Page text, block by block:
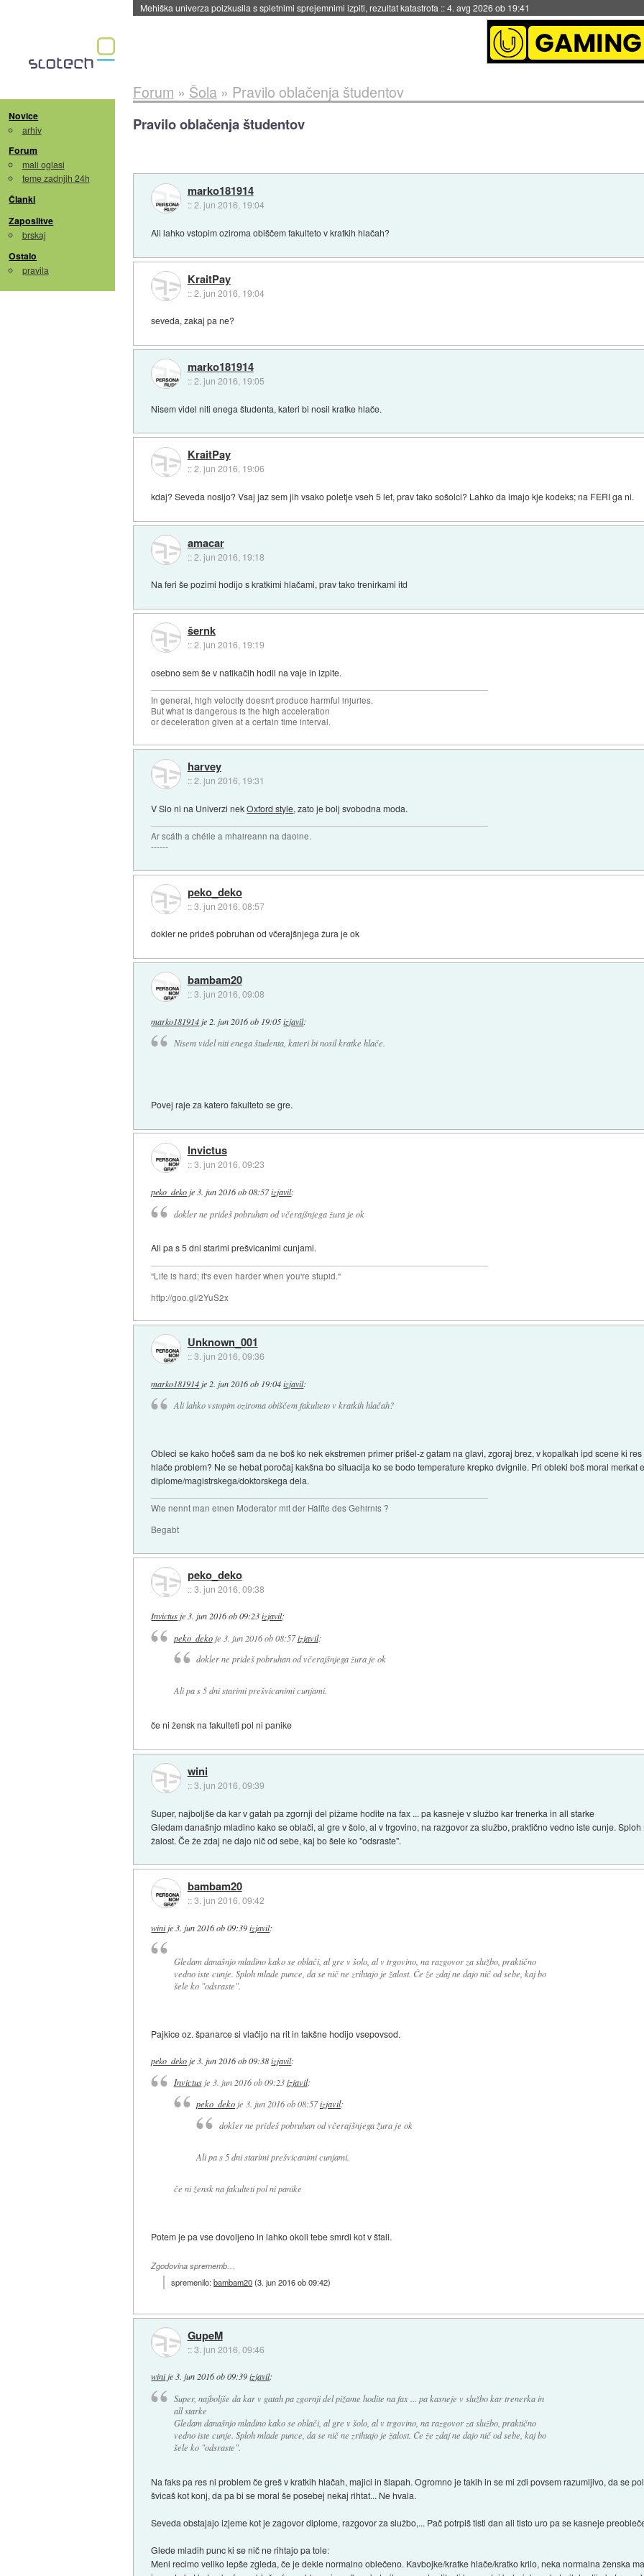
Evropska vesoljska agencija razvija svojo raketo za večkratno uporabo::4. avg 2026 ob 19:41
Novice
arhiv
Forum
mali oglasi
teme zadnjih 24h
Članki
Zaposlitve
brskaj
Ostalo
pravila
Forum » Šola» Pravilo oblačenja študentov
Pravilo oblačenja študentov
marko181914
::2. jun 2016, 19:04
Ali lahko vstopim oziroma obiščem fakulteto v kratkih hlačah?
KraitPay
::2. jun 2016, 19:04
seveda, zakaj pa ne?
marko181914
::2. jun 2016, 19:05
Nisem videl niti enega študenta, kateri bi nosil kratke hlače.
KraitPay
::2. jun 2016, 19:06
kdaj? Seveda nosijo? Vsaj jaz sem jih vsako poletje vseh 5 let, prav tako sošolci? Lahko da imajo kje kodeks; na FERI ga ni.
amacar
::2. jun 2016, 19:18
Na feri še pozimi hodijo s kratkimi hlačami, prav tako trenirkami itd
šernk
::2. jun 2016, 19:19
osebno sem še v natikačih hodil na vaje in izpite.
In general, high velocity doesn't produce harmful injuries.
But what is dangerous is the high acceleration
or deceleration given at a certain time interval.
harvey
::2. jun 2016, 19:31
V Slo ni na Univerzi nekOxford style, zato je bolj svobodna moda.
Ar scáth a chéile a mhaireann na daoine.
------
peko_deko
::3. jun 2016, 08:57
dokler ne prideš pobruhan od včerajšnjega žura je ok
bambam20
::3. jun 2016, 09:08
marko181914 je 2. jun 2016 ob 19:05 izjavil:
Nisem videl niti enega študenta, kateri bi nosil kratke hlače.
Povej raje za katero fakulteto se gre.
Invictus
::3. jun 2016, 09:23
peko_deko je 3. jun 2016 ob 08:57izjavil:
dokler ne prideš pobruhan od včerajšnjega žura je ok
Ali pa s 5 dni starimi prešvicanimi cunjami.
"Life is hard; it's even harder when you're stupid."
http://goo.gl/2YuS2x
Unknown_001
::3. jun 2016, 09:36
marko181914 je 2. jun 2016 ob 19:04 izjavil:
Ali lahko vstopim oziroma obiščem fakulteto v kratkih hlačah?
Obleci se kako hočeš sam da ne boš ko nek ekstremen primer prišel-z gatam na glavi, zgoraj brez, v kopalkah ipd scene ki
hlače problem? Ne se hebat poročaj kakšna bo situacija ko se bodo temperature krepko dvignile. Pri obleki boš moral merkat
diplome/magistrskega/doktorskega dela.
Wie nennt man einen Moderator mit der Hälfte des Gehirnis ?
Begabt
peko_deko
::3. jun 2016, 09:38
Invictusje3. jun 2016 ob 09:23 izjavil:
peko_dekoje 3. jun 2016 ob 08:57 izjavil:
dokler ne prideš pobruhan od včerajšnjega žura je ok
Ali pa s 5 dni starimi prešvicanimi cunjami.
če ni žensk na fakulteti pol ni panike
wini
::3. jun 2016, 09:39
Super, najboljše da kar v gatah pa zgornji del pižame hodite na fax ... pa kasneje v službo kar trenerka in all starke
Gledam današnjo mladino kako se oblači, al gre v šolo, al v trgovino, na razgovor za službo, praktično vedno iste cunje.
žalost. Če že zdaj ne dajo nič od sebe, kaj bo šele ko "odsraste".
bambam20
::3. jun 2016, 09:42
winije 3. jun 2016 ob 09:39 izjavil:
Gledam današnjo mladino kako se oblači, al gre v šolo, al v trgovino, na razgovor za službo, praktično
vedno iste cunje. Sploh mlade punce, da se nič ne zrihtajo je žalost. Če že zdaj ne dajo nič od sebe, kaj bo
šele ko "odsraste".
Pajkice oz. španarce si vlačijo na rit in takšne hodijo vsepovsod.
peko_deko je 3. jun 2016 ob 09:38 izjavil:
Invictusje 3. jun 2016 ob 09:23 izjavil:
peko_dekoje 3. jun 2016 ob 08:57izjavil:
dokler ne prideš pobruhan od včerajšnjega žura je ok
Ali pa s 5 dni starimi prešvicanimi cunjami.
če ni žensk na fakulteti pol ni panike
Potem je pa vse dovoljeno in lahko okoli tebe smrdi kot v štali.
Zgodovina sprememb…
spremenilo:bambam20(3. jun 2016 ob 09:42)
GupeM
::3. jun 2016, 09:46
winije3. jun 2016 ob 09:39 izjavil:
Super, najboljše da kar v gatah pa zgornji del pižame hodite na fax ... pa kasneje v službo kar trenerka in
all starke
Gledam današnjo mladino kako se oblači, al gre v šolo, al v trgovino, na razgovor za službo, praktično
vedno iste cunje. Sploh mlade punce, da se nič ne zrihtajo je žalost. Če že zdaj ne dajo nič od sebe, kaj bo
šele ko "odsraste".
Na faks pa res ni problem če greš v kratkih hlačah, majici in šlapah. Ogromno je takih in se mi zdi povsem razumljivo, da se
švicaš kot konj, da pa bi se moral še posebej nekaj rihtat... Ne hvala.
Seveda obstajajo izjeme kot je zagovor diplome, razgovor za službo,... Pač potrpiš tisti dan ali tisto uro pa se kasneje
Glede mladih punc ki se nič ne rihtajo pa tole:
Meni recimo veliko lepše zgleda, če je dekle normalno oblečeno. Kavbojke/kratke hlače/kratko krilo, neka normalna ženska